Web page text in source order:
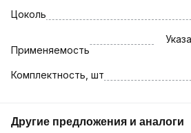
Цоколь
Применяемость
Комплектность, шт
Другие предложения и аналоги